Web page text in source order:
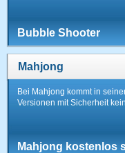
Bubble Shooter
Mahjong
Bei Mahjong kommt in
Versionen mit Sicherheit
Mahjong kostenlos